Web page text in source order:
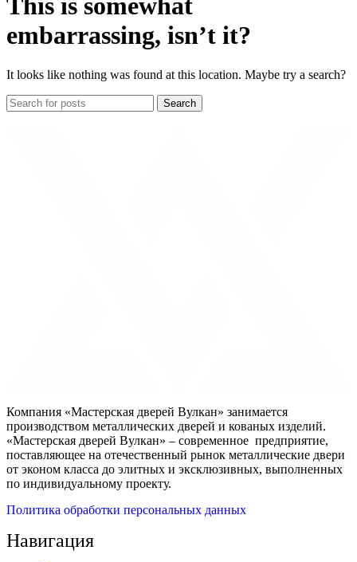
This is somewhat
embarrassing, isn’t it?
It looks like nothing was found at this location. Maybe try a search?
Search
Компания «Мастерская дверей Вулкан» занимается
производством металлических дверей и кованых изделий.
«Мастерская дверей Вулкан» – современное предприятие,
поставляющее на отечественный рынок металлические двери
от эконом класса до элитных и эксклюзивных, выполненных
по индивидуальному проекту.
Политика обработки персональных данных
Навигация